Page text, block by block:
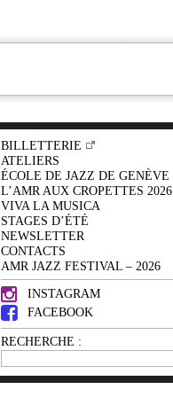
BILLETTERIE
ATELIERS
ÉCOLE DE JAZZ DE GENÈVE
L’AMR AUX CROPETTES 2026
VIVA LA MUSICA
STAGES D’ÉTÉ
NEWSLETTER
CONTACTS
AMR JAZZ FESTIVAL – 2026
INSTAGRAM
FACEBOOK
RECHERCHE :